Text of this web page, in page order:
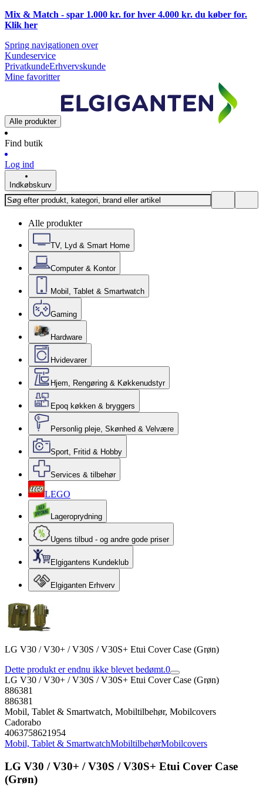
Mix & Match - spar 1.000 kr. for hver 4.000 kr. du køber for.
Klik her
Spring navigationen over
Kundeservice
PrivatkundeErhvervskunde
Mine favoritter
Alle produkter
Find butik
Log ind
Indkøbskurv
Alle produkter
TV, Lyd & Smart Home
Computer & Kontor
Mobil, Tablet & Smartwatch
Gaming
Hardware
Hvidevarer
Hjem, Rengøring & Køkkenudstyr
Epoq køkken & bryggers
Personlig pleje, Skønhed & Velvære
Sport, Fritid & Hobby
Services & tilbehør
LEGO
Lageroprydning
Ugens tilbud - og andre gode priser
Elgigantens Kundeklub
Elgiganten Erhverv
LG V30 / V30+ / V30S / V30S+ Etui Cover Case (Grøn)
Dette produkt er endnu ikke blevet bedømt.0
LG V30 / V30+ / V30S / V30S+ Etui Cover Case (Grøn)
886381
886381
Mobil, Tablet & Smartwatch, Mobiltilbehør, Mobilcovers
Cadorabo
4063758621954
Mobil, Tablet & SmartwatchMobiltilbehørMobilcovers
LG V30 / V30+ / V30S / V30S+ Etui Cover Case
(Grøn)